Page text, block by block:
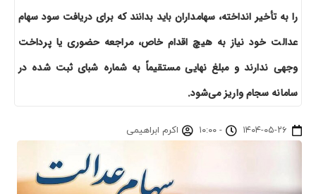
را به تأخیر انداخته، سهامداران باید بدانند که برای دریافت سود سهام
عدالت خود نیاز به هیچ اقدام خاص، مراجعه حضوری یا پرداخت
وجهی ندارند و مبلغ نهایی مستقیماً به شماره شبای ثبت شده در
سامانه سجام واریز می‌شود.
۱۴۰۴-۰۵-۲۶ - ۱۰:۰۰ اکرم ابراهیمی